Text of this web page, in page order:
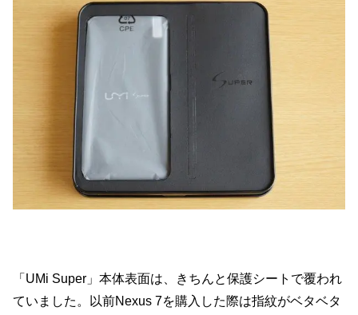
「UMi Super」本体表面は、きちんと保護シートで覆われ
ていました。以前Nexus 7を購入した際は指紋がベタベタ